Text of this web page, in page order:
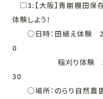
□3:【大阪】青崩棚田保
体験しよう！
○日時：田植え体験
0
稲刈り体験 2026年
30
○場所：のらり自然農園